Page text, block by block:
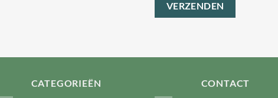
CATEGORIEËN CONTACT